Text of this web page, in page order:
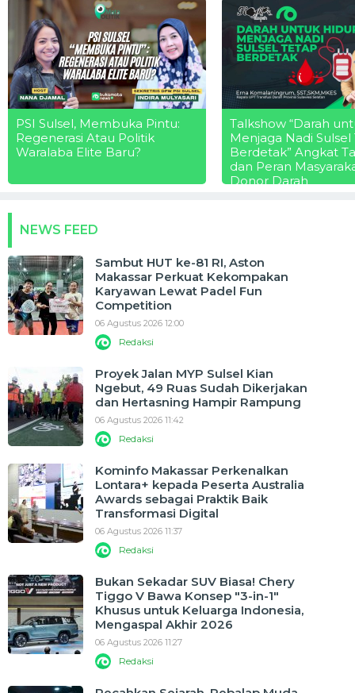
PSI Sulsel, Membuka Pintu:
Regenerasi Atau Politik
Waralaba Elite Baru?
Talkshow “Darah
Menjaga Nadi Sulsel
Berdetak” Angkat
dan Peran
Donor Darah
NEWS FEED
Sambut HUT ke-81 RI, Aston
Makassar Perkuat Kekompakan
Karyawan Lewat Padel Fun
Competition
06 Agustus 2026 12:00
Redaksi
Proyek Jalan MYP Sulsel Kian
Ngebut, 49 Ruas Sudah Dikerjakan
dan Hertasning Hampir Rampung
06 Agustus 2026 11:42
Redaksi
Kominfo Makassar Perkenalkan
Lontara+ kepada Peserta Australia
Awards sebagai Praktik Baik
Transformasi Digital
06 Agustus 2026 11:37
Redaksi
Bukan Sekadar SUV Biasa! Chery
Tiggo V Bawa Konsep "3-in-1"
Khusus untuk Keluarga Indonesia,
Mengaspal Akhir 2026
06 Agustus 2026 11:27
Redaksi